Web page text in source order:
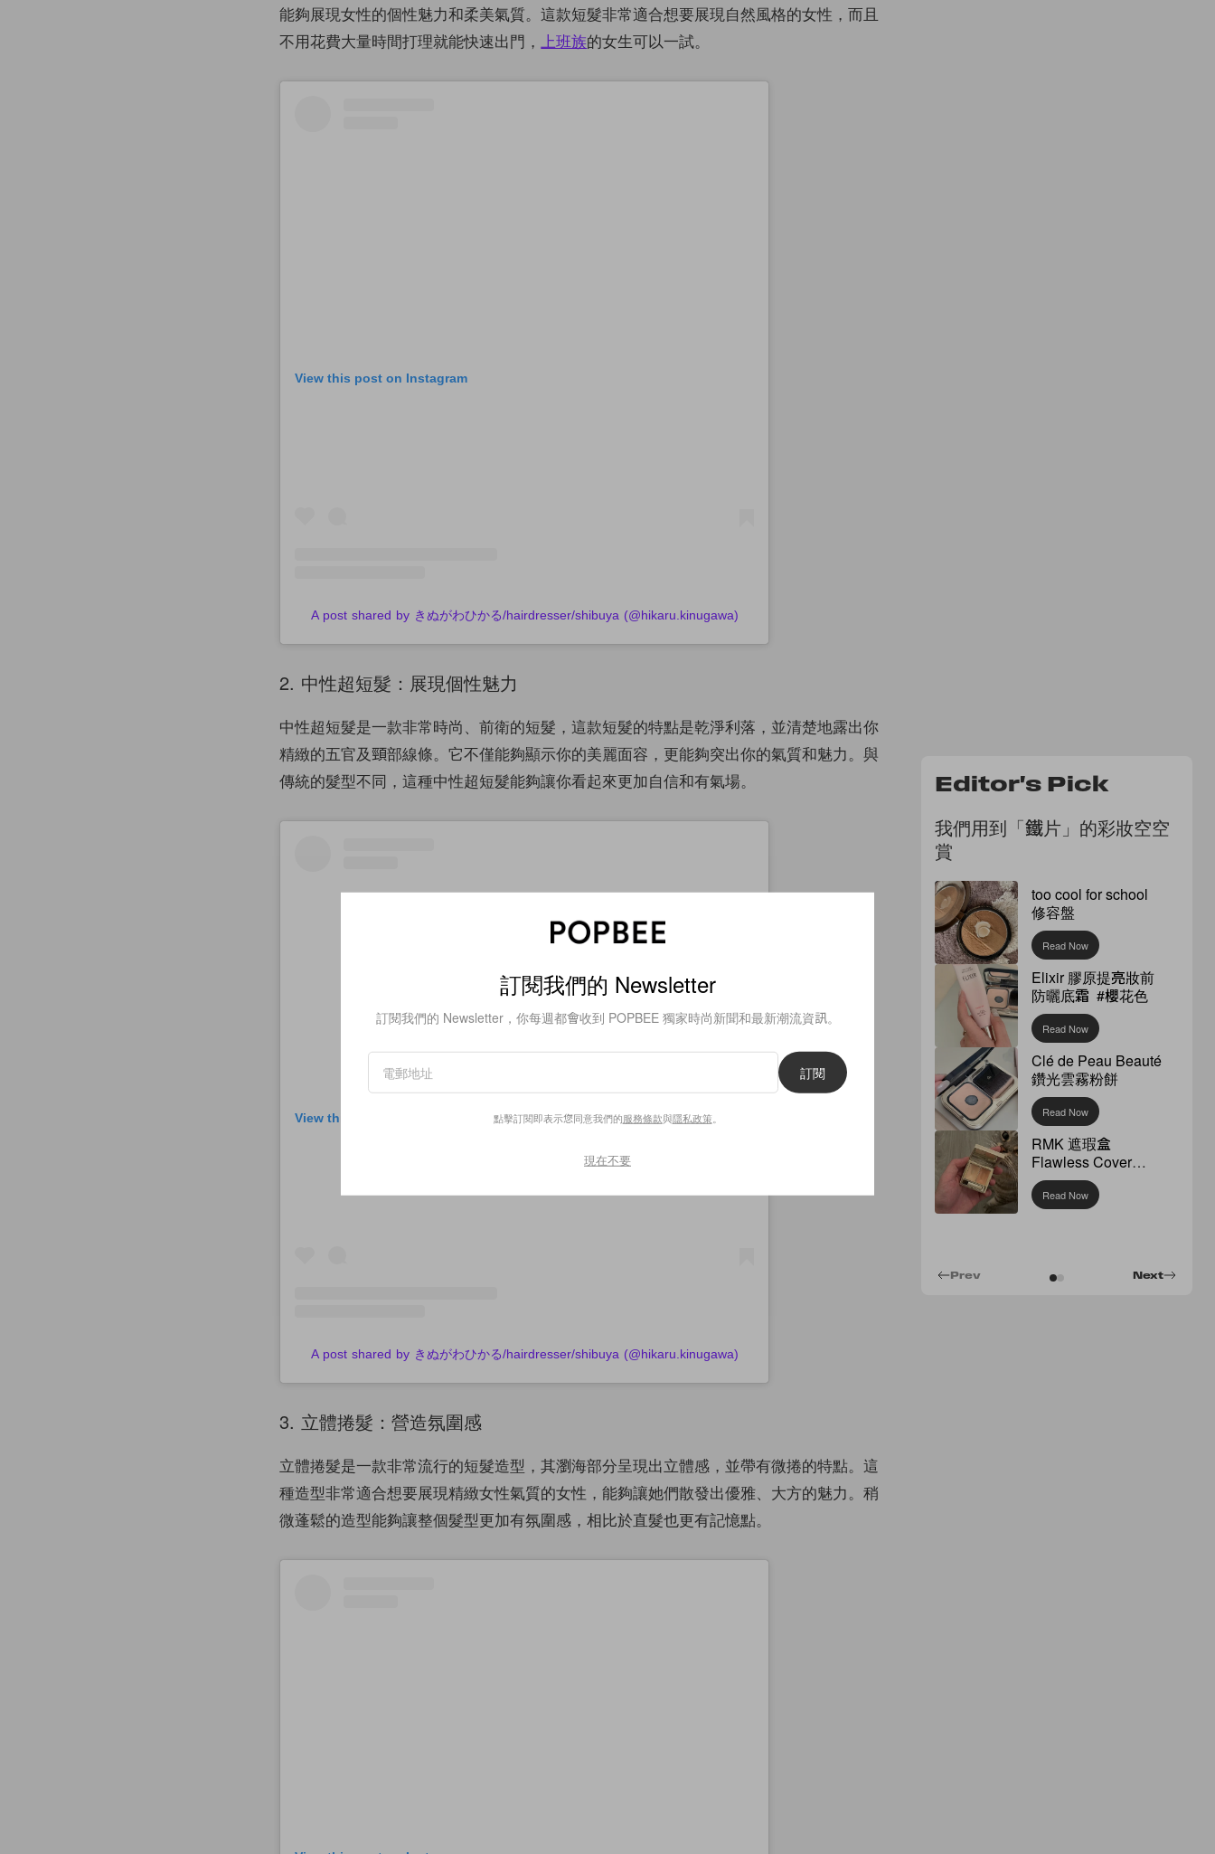
能夠展現女性的個性魅力和柔美氣質。這款短髮非常適合想要展現自然風格的女性，而且
不用花費大量時間打理就能快速出門，上班族的女生可以一試。
View this post on Instagram
A post shared by きぬがわひかる/hairdresser/shibuya (@hikaru.kinugawa)
2. 中性超短髮：展現個性魅力
中性超短髮是一款非常時尚、前衛的短髮，這款短髮的特點是乾淨利落，並清楚地露出你
精緻的五官及頸部線條。它不僅能夠顯示你的美麗面容，更能夠突出你的氣質和魅力。與
傳統的髮型不同，這種中性超短髮能夠讓你看起來更加自信和有氣場。
View this post on Instagram
A post shared by きぬがわひかる/hairdresser/shibuya (@hikaru.kinugawa)
3. 立體捲髮：營造氛圍感
立體捲髮是一款非常流行的短髮造型，其瀏海部分呈現出立體感，並帶有微捲的特點。這
種造型非常適合想要展現精緻女性氣質的女性，能夠讓她們散發出優雅、大方的魅力。稍
微蓬鬆的造型能夠讓整個髮型更加有氛圍感，相比於直髮也更有記憶點。
Editor's Pick
我們用到「鐵片」的彩妝空空
賞
too cool for school
修容盤
Read Now
Elixir 膠原提亮妝前
防曬底霜 #櫻花色
Read Now
Clé de Peau Beauté
鑽光雲霧粉餅
Read Now
RMK 遮瑕盒
Flawless Cover
Concealer
Read Now
Next
Prev
訂閱我們的 Newsletter
訂閱我們的 Newsletter，你每週都會收到 POPBEE 獨家時尚新聞和最新潮流資訊。
訂閱
點擊訂閱即表示您同意我們的服務條款與隱私政策。
現在不要